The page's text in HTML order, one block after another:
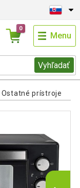
Vyhľadať
0
Menu
Ostatné prístroje